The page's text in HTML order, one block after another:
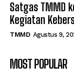
Satgas TMMD
Kegiatan
TMMD Agustus 9,
MOST POPULAR